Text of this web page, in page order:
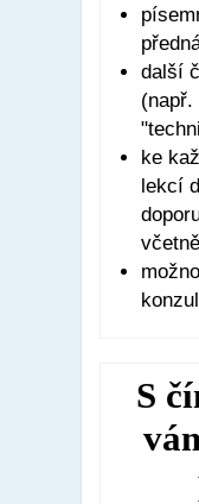
další
(např.
ke
lekcí
S